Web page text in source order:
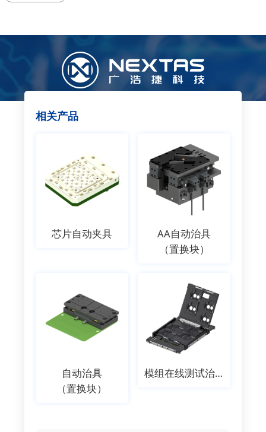
相关产品
芯片自动夹具
AA自动治具
（置换块）
自动治具
（置换块）
模组在线测试治具